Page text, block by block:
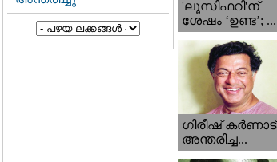
'ലൂസിഫറി'ന്
ശേഷം ‘ഉണ്ട’; ...
ഗിരീഷ് കര്‍ണാട്
അന്തരിച്ച...